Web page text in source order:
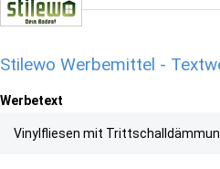
Stilewo Werbemittel -
Werbetext
Vinylfliesen mit